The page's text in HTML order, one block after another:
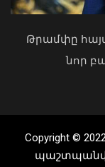
08 Օգոստոս, 2026
Թրամփը
նոր
Copyright ©
պաշտպանված